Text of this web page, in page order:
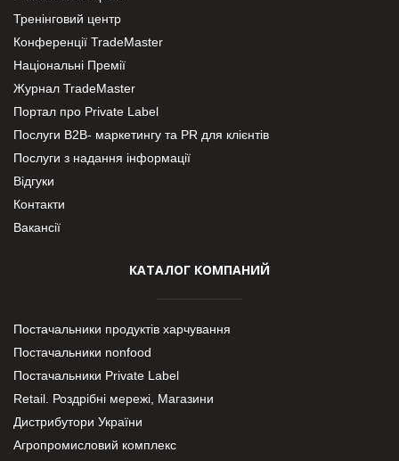
Тренінговий центр
Конференції TradeMaster
Національні Премії
Журнал TradeMaster
Портал про Private Label
Послуги В2В- маркетингу та PR для клієнтів
Послуги з надання інформації
Відгуки
Контакти
Вакансії
КАТАЛОГ КОМПАНИЙ
Постачальники продуктів харчування
Постачальники nonfood
Постачальники Private Label
Retail. Роздрібні мережі, Магазини
Дистрибутори України
Агропромисловий комплекс